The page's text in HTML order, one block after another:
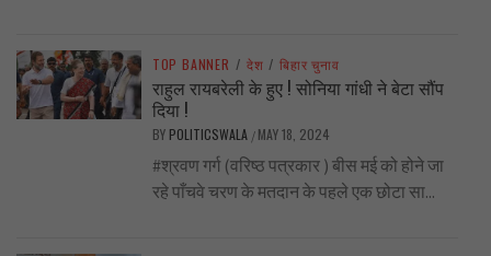
TOP BANNER / देश / बिहार चुनाव
राहुल रायबरेली के हुए ! सोनिया गांधी ने बेटा सौंप
दिया !
BY POLITICSWALA / MAY 18, 2024
#श्रवण गर्ग (वरिष्ठ पत्रकार ) बीस मई को होने जा
रहे पाँचवे चरण के मतदान के पहले एक छोटा सा...